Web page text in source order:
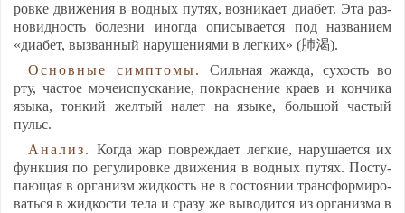
ров­ке дви­же­ния в вод­ных пу­тях, воз­ни­ка­ет ди­абет. Эта раз­
но­вид­ность бо­лез­ни иног­да опи­сы­ва­ет­ся под наз­ва­ни­ем
«ди­абет, выз­ван­ный на­ру­ше­ни­ями в лег­ких» (肺渴).
Ос­нов­ные симп­то­мы.
Силь­ная жаж­да, су­хость во
рту, час­тое мо­че­ис­пус­ка­ние, пок­рас­не­ние кра­ев и кон­чи­ка
язы­ка, тон­кий жел­тый на­лет на язы­ке, боль­шой час­тый
пульс.
Ана­лиз. Ког­да жар пов­реж­да­ет лег­кие, на­ру­ша­ет­ся их
функ­ция по ре­гу­ли­ров­ке дви­же­ния в вод­ных пу­тях. Пос­ту­
па­ющая в ор­га­низм жид­кость не в сос­то­янии транс­фор­ми­ро­
вать­ся в жид­кос­ти те­ла и сра­зу же вы­во­дит­ся из ор­га­низ­ма в